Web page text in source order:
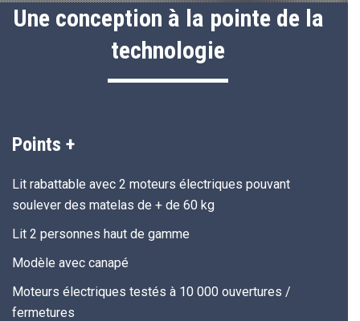
Une conception à la pointe de la
technologie
Points +
Lit rabattable avec 2 moteurs électriques pouvant
soulever des matelas de + de 60 kg
Lit 2 personnes haut de gamme
Modèle avec canapé
Moteurs électriques testés à 10 000 ouvertures /
fermetures